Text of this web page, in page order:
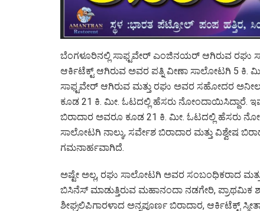
ಬೆಂಗಳೂರಿನಲ್ಲಿ ಸಾಫ್ಟವೇರ್ ಎಂಜಿನಯರ್ ಆಗಿರುವ ರಘು
ಆರ್ಕಿಟೆಕ್ಟ್ ಆಗಿರುವ ಅವರ ಪತ್ನಿ ವೀಣಾ ಸಾಲೋಟಗಿ 5 ಕಿ.
ಸಾಫ್ಟವೇರ್ ಆಗಿರುವ ಮತ್ತು ರಘು ಅವರ ಸಹೋದರ
ಕೂಡ 21 ಕಿ. ಮೀ. ಓಟದಲ್ಲಿ ಹೆಸರು ನೋಂದಾಯಿಸಿದ್ದಾರೆ.
ಬಿರಾದಾರ ಅವರೂ ಕೂಡ 21 ಕಿ. ಮೀ. ಓಟದಲ್ಲಿ ಹೆಸರು
ಸಾಲೋಟಗಿ ನಾಲ್ಕು, ಸರ್ವೇಶ ಬಿರಾದಾರ ಮತ್ತು ವಿಶ್ವೇಷ
ಗಮನಾರ್ಹವಾಗಿದೆ.
ಅಷ್ಟೇ ಅಲ್ಲ, ರಘು ಸಾಲೋಟಗಿ ಅವರ ಸಂಬಂಧಿಕರಾದ
ಬಿಸಿನೆಸ್ ಮಾಡುತ್ತಿರುವ ಮಹಾನಂದಾ ನಡಗೇರಿ, ಪ್ರಾಥಮಿಕ
ಶೀಘ್ರಲಿಪಿಗಾರಳಾದ ಅನ್ನಪೂರ್ಣ ಬಿರಾದಾರ, ಆರ್ಕಿಟೆಕ್ಟ್